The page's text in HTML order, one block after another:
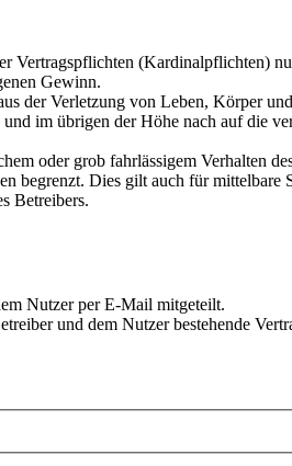
Vertragspflichten (Kardinalpflichten)
Gewinn.
der Verletzung von Leben, Körper
im übrigen der Höhe nach auf die
oder grob fahrlässigem Verhalten
begrenzt. Dies gilt auch für mittelbare
Betreibers.
Nutzer per E-Mail mitgeteilt.
und dem Nutzer bestehende